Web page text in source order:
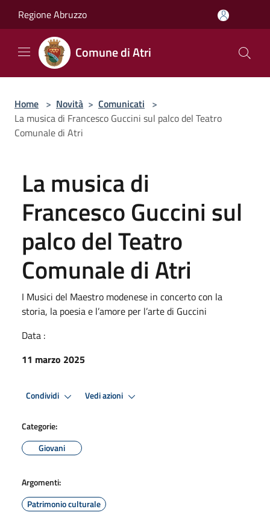
Regione Abruzzo
Comune di Atri
Home > Novità > Comunicati >
La musica di Francesco Guccini sul palco del Teatro
Comunale di Atri
La musica di
Francesco Guccini sul
palco del Teatro
Comunale di Atri
I Musici del Maestro modenese in concerto con la
storia, la poesia e l’amore per l’arte di Guccini
Data :
11 marzo 2025
Condividi Vedi azioni
Categorie:
Giovani
Argomenti:
Patrimonio culturale